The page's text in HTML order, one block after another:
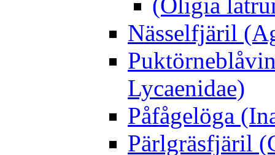
(Oligia
Nässelfjäril
Lycaenidae)
Påfågelöga
Pärlgräsfjäril